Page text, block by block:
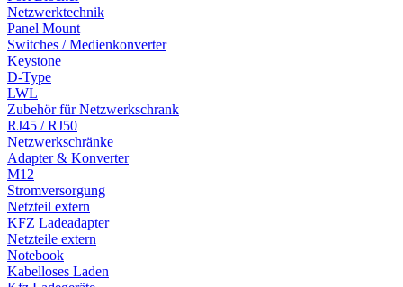
Netzwerktechnik
Panel Mount
Switches / Medienkonverter
Keystone
D-Type
LWL
Zubehör für Netzwerkschrank
RJ45 / RJ50
Netzwerkschränke
Adapter & Konverter
M12
Stromversorgung
Netzteil extern
KFZ Ladeadapter
Netzteile extern
Notebook
Kabelloses Laden